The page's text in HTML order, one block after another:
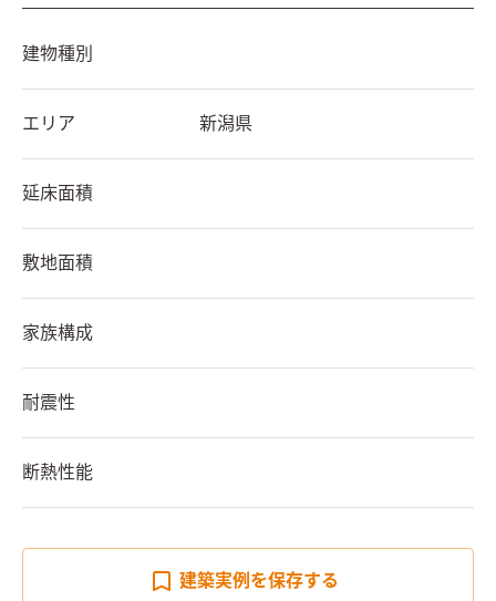
建物種別
エリア 新潟県
延床面積
敷地面積
家族構成
耐震性
断熱性能
建築実例を保存する